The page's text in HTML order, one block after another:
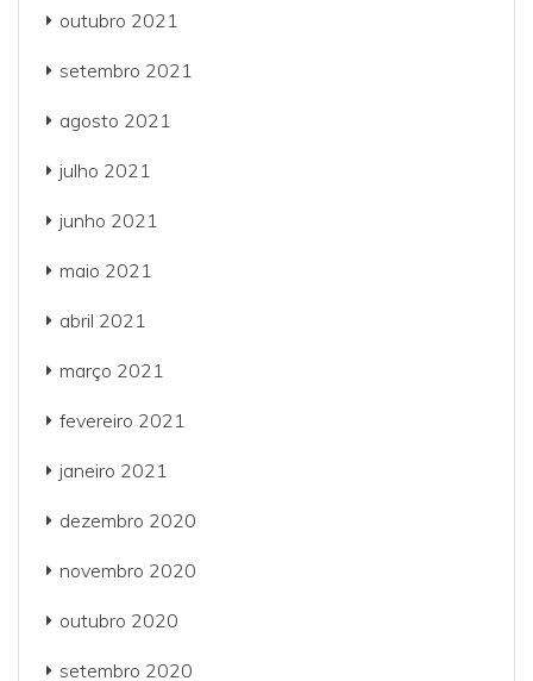
outubro 2021
setembro 2021
agosto 2021
julho 2021
junho 2021
maio 2021
abril 2021
março 2021
fevereiro 2021
janeiro 2021
dezembro 2020
novembro 2020
outubro 2020
setembro 2020